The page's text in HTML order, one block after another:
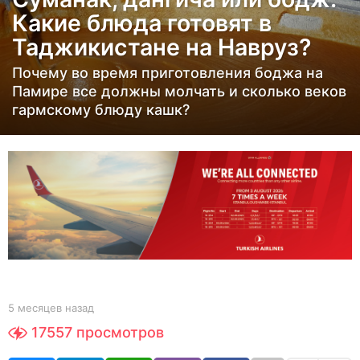
я
ц
е
в
н
а
з
5
м
е
я
ц
Какие блюда готовят в
Таджикистане на Навруз?
Почему во время приготовления боджа на
Памире все должны молчать и сколько веков
гармскому блюду кашк?
b
Y
O
5 месяцев назад
е
17557 просмотров